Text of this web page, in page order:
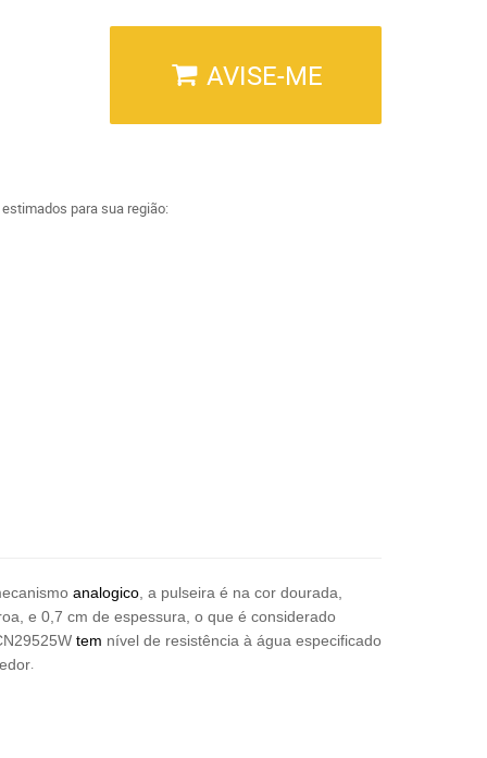
AVISE-ME
para sua região:
analogico , a pulseira é na cor dourada,
e 0,7 cm de espessura, o que é considerado
tem nível de resistência à água especificado
.